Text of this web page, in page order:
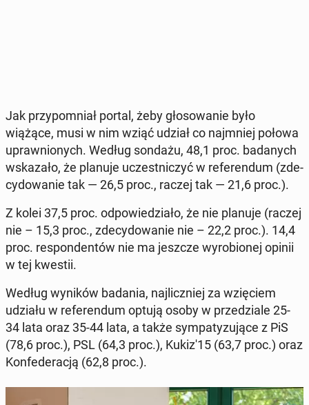
Jak przy­po­mniał portal, żeby gło­so­wa­nie było
wiążące, musi w nim wziąć udział co naj­mniej połowa
upraw­nio­nych. Według sondażu, 48,1 proc. ba­da­nych
wska­za­ło, że planuje uczest­ni­czyć w re­fe­ren­dum (zde­
cy­do­wa­nie tak — 26,5 proc., raczej tak — 21,6 proc.).
Z kolei 37,5 proc. od­po­wie­dzia­ło, że nie planuje (raczej
nie – 15,3 proc., zde­cy­do­wa­nie nie – 22,2 proc.). 14,4
proc. re­spon­den­tów nie ma jeszcze wy­ro­bio­nej opinii
w tej kwestii.
Według wyników badania, naj­licz­niej za wzię­ciem
udziału w re­fe­ren­dum optują osoby w prze­dzia­le 25-
34 lata oraz 35-44 lata, a także sym­pa­ty­zu­ją­ce z PiS
(78,6 proc.), PSL (64,3 proc.), Kukiz'15 (63,7 proc.) oraz
Kon­fe­de­ra­cją (62,8 proc.).